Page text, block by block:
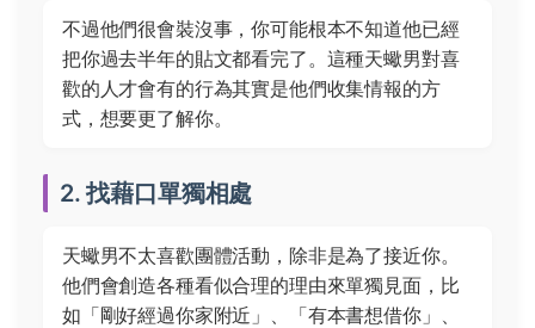
不過他們很會裝沒事，你可能根本不知道他已經
把你過去半年的貼文都看完了。這種天蠍男對喜
歡的人才會有的行為其實是他們收集情報的方
式，想要更了解你。
2. 找藉口單獨相處
天蠍男不太喜歡團體活動，除非是為了接近你。
他們會創造各種看似合理的理由來單獨見面，比
如「剛好經過你家附近」、「有本書想借你」、